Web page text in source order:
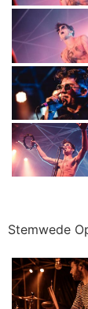
Stemwede